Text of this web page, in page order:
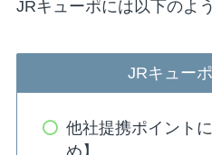
JRキューポには以下のよ
JRキュー
他社提携ポイント
め】